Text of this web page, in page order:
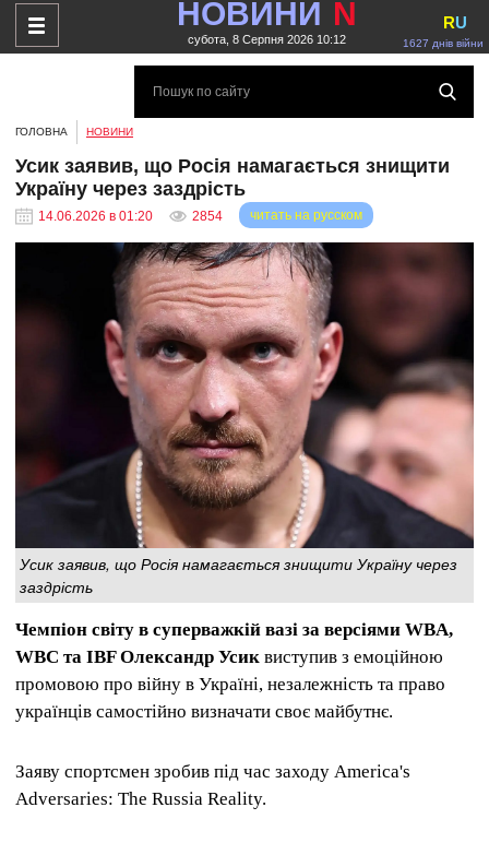
НОВИНИ N
субота, 8 Серпня 2026 10:12 1627 днів війни
RU
ГОЛОВНА НОВИНИ
Усик заявив, що Росія намагається знищити
Україну через заздрість
14.06.2026 в 01:20 2854 читать на русском
Усик заявив, що Росія намагається знищити Україну через
заздрість
Чемпіон світу в суперважкій вазі за версіями WBA,
WBC та IBF Олександр Усик виступив з емоційною
промовою про війну в Україні, незалежність та право
українців самостійно визначати своє майбутнє.
Заяву спортсмен зробив під час заходу America's
Adversaries: The Russia Reality.